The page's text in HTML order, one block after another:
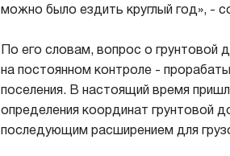
можно было ездить круглый год», -
По его словам, вопрос о
на постоянном контроле -
поселения. В настоящий время
определения координат грунтовой
последующим расширением для